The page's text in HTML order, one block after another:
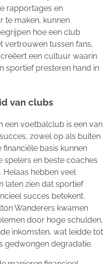
rapportages en
te maken, kunnen
hoe een club
vertrouwen tussen fans,
een cultuur waarin
sportief presteren hand in
van clubs
een voetbalclub is een van
zowel op als buiten
basis kunnen
spelers en beste coaches
Helaas hebben veel
laten zien dat sportief
succes betekent.
Wanderers kwamen
door hoge schulden,
inkomsten, wat leidde tot
gedwongen degradatie.